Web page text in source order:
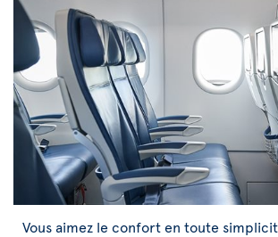
Vous aimez le confort en toute